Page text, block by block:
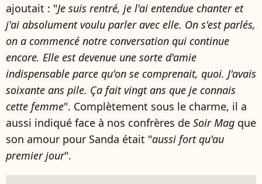
ajoutait : "Je suis rentré, je l'ai entendue chanter et
j'ai absolument voulu parler avec elle. On s'est parlés,
on a commencé notre conversation qui continue
encore. Elle est devenue une sorte d'amie
indispensable parce qu'on se comprenait, quoi. J'avais
soixante ans pile. Ça fait vingt ans que je connais
cette femme". Complètement sous le charme, il a
aussi indiqué face à nos confrères de Soir Mag que
son amour pour Sanda était "aussi fort qu'au
premier jour".